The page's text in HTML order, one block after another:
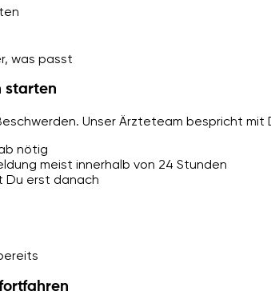
was passt
starten
Unser Ärzteteam bespricht
nötig
meist innerhalb von 24 Stunden
Du erst danach